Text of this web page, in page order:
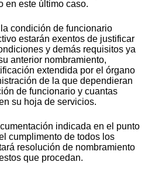
en este último caso.
condición de funcionario
estarán exentos de justificar
y demás requisitos ya
anterior nombramiento,
extendida por el órgano
de la que dependieran
de funcionario y cuantas
su hoja de servicios.
indicada en el punto
cumplimento de todos los
resolución de nombramiento
que procedan.